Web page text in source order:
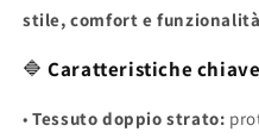
stile, comfort e funzionalità
🔷Caratteristiche chiave
•Tessuto doppio strato: